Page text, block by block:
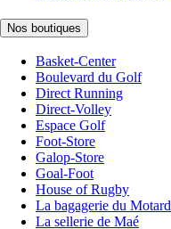
Nos boutiques
Basket-Center
Boulevard du Golf
Direct Running
Direct-Volley
Espace Golf
Foot-Store
Galop-Store
Goal-Foot
House of Rugby
La bagagerie du Motard
La sellerie de Maé